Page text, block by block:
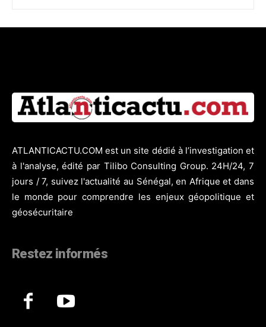
ATLANTICACTU.COM est un site dédié à l’investigation et
à l'analyse, édité par Tilibo Consulting Group. 24H/24, 7
jours / 7, suivez l'actualité au Sénégal, en Afrique et dans
le monde pour comprendre les enjeux géopolitique et
géosécuritaire
Restez informés